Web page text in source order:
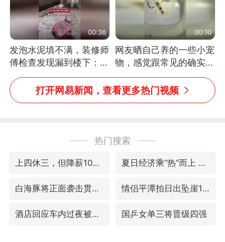
00:36
发泡水泥填不满，装修师
傅检查发现漏到楼下：出
风口未延伸到外墙
00:10
网友晒自己养的一些小宠
物，感觉跟常见的确实有
些不一样
打开网易新闻，查看更多热门视频
热门搜索
上四休三，但降薪1000元，你接受吗？ 夏日经济乘“热”而上 消费市场向“新”而行
白海豚将正面袭击贯穿浙江 情侣平潭拍日出坠崖1死1伤
酒店回应车内过夜被收150元 国乒女单三将晋级四强